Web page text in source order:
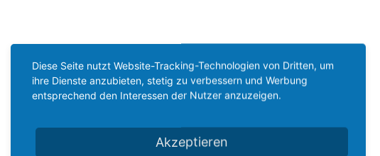
Diese Seite nutzt Website-Tracking-Technologien von Dritten, um
ihre Dienste anzubieten, stetig zu verbessern und Werbung
entsprechend den Interessen der Nutzer anzuzeigen.
Akzeptieren